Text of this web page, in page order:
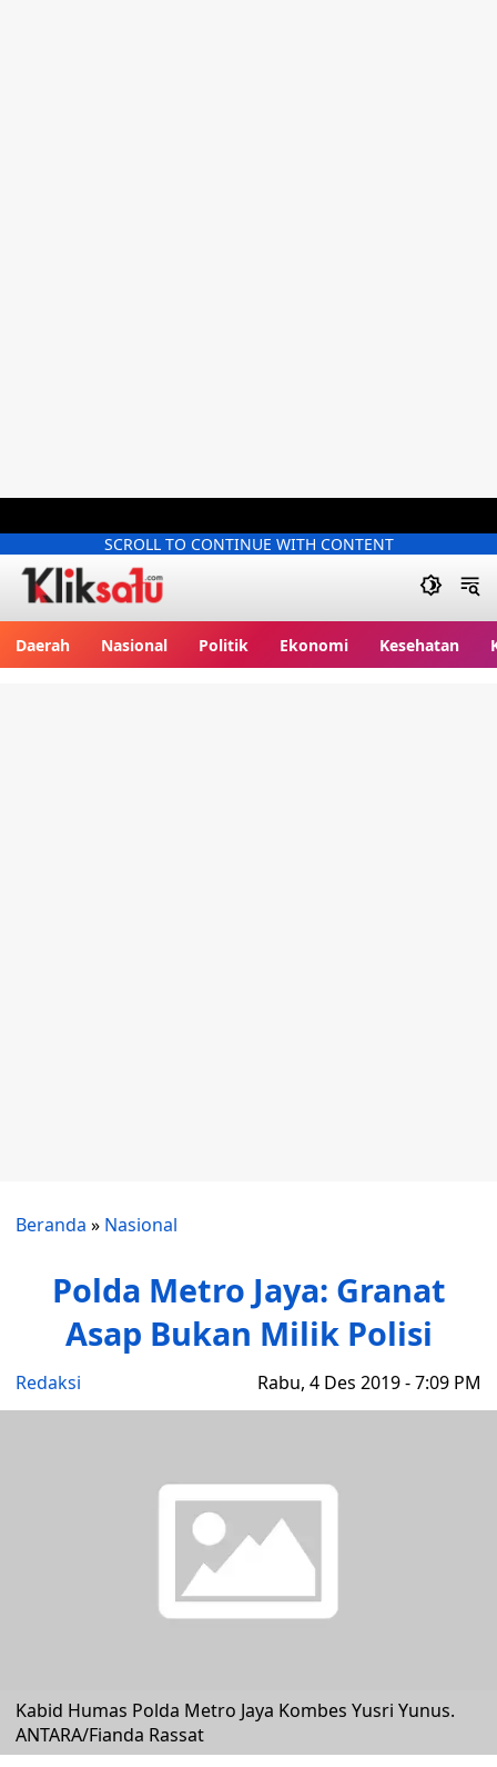
SCROLL TO CONTINUE WITH CONTENT
Daerah Nasional Politik Ekonomi Kesehatan
Beranda » Nasional
Polda Metro Jaya: Granat
Asap Bukan Milik Polisi
Redaksi Rabu, 4 Des 2019 - 7:09 PM
Kabid Humas Polda Metro Jaya Kombes Yusri Yunus.
ANTARA/Fianda Rassat